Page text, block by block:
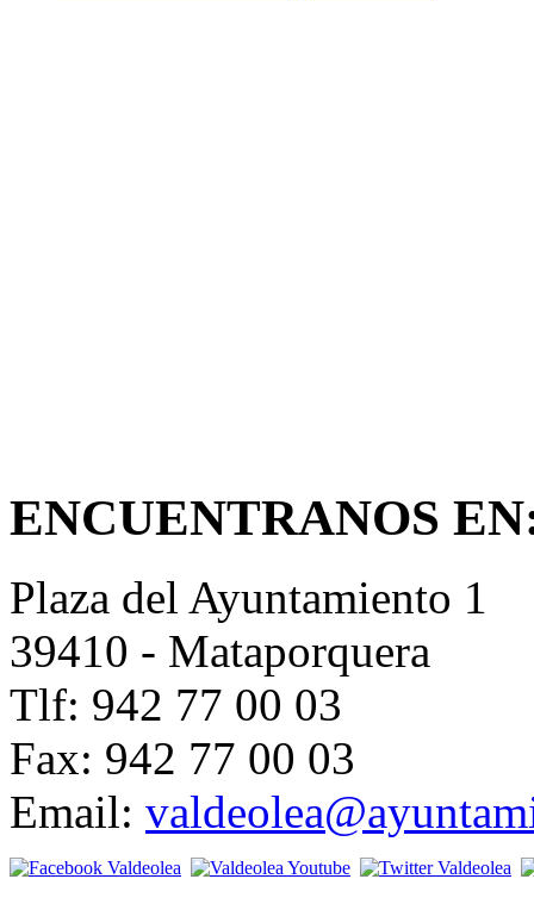
ENCUENTRANOS
Plaza del Ayuntamiento 1
39410 - Mataporquera
Tlf: 942 77 00 03
Fax: 942 77 00 03
Email: